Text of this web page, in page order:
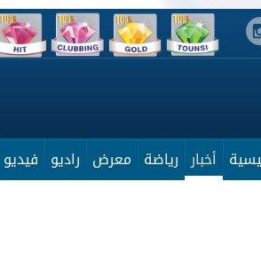
أخبار رياضة معرض راديو فيديو